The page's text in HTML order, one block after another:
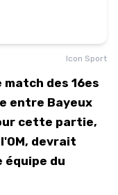
Icon Sport
des 16es
entre Bayeux
cette partie,
devrait
équipe du